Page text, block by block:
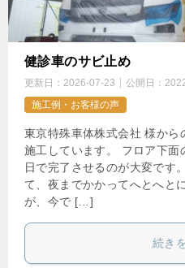
健診車のサビ止め
更新日： 2026-07-23 公開日：
施工例・お客様の声
東京特殊車体株式会社 様から
施工しています。 フロア下面
日で完了させるのが大変です
て、夜までかかってへとへと
が、今で […]
続き